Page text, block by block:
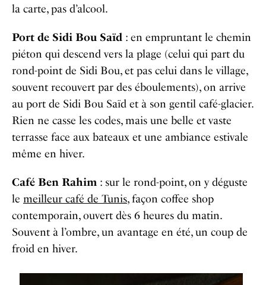
la carte, pas d’alcool.
Port de Sidi Bou Saïd : en empruntant le chemin
piéton qui descend vers la plage (celui qui part du
rond-point de Sidi Bou, et pas celui dans le village,
souvent recouvert par des éboulements), on arrive
au port de Sidi Bou Saïd et à son gentil café-glacier.
Rien ne casse les codes, mais une belle et vaste
terrasse face aux bateaux et une ambiance estivale
même en hiver.
Café Ben Rahim : sur le rond-point, on y déguste
le meilleur café de Tunis, façon coffee shop
contemporain, ouvert dès 6 heures du matin.
Souvent à l’ombre, un avantage en été, un coup de
froid en hiver.